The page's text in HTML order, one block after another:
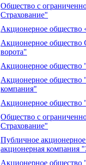
Общество с
Страхование"
Акционерное общество
Акционерное общество
ворота"
Акционерное
Акционерное общество
компания"
Акционерное общество
Общество с
Страхование"
Публичное
акционерная
Акционерное общество